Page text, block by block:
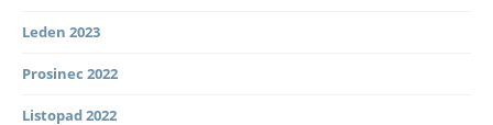
Leden 2023
Prosinec 2022
Listopad 2022